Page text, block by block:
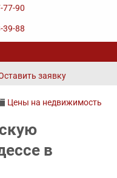
77-90
39-88
заявку
Цены на недвижимость
в